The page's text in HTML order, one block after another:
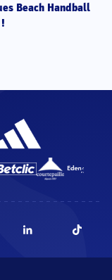
Beach Handball